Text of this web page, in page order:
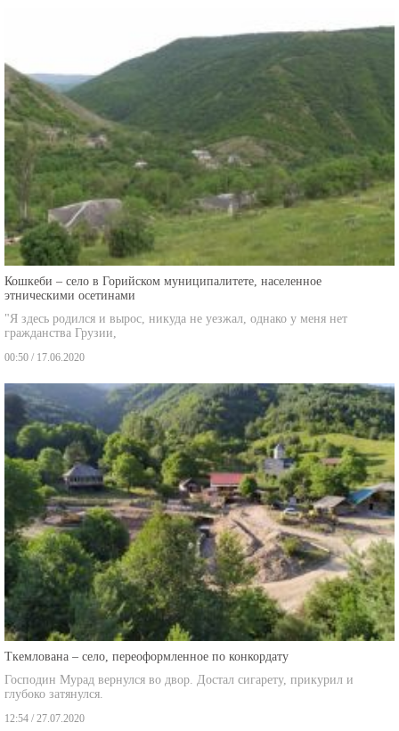
Кошкеби – село в Горийском муниципалитете, населенное
этническими осетинами
"Я здесь родился и вырос, никуда не уезжал, однако у меня нет
гражданства Грузии,
00:50 / 17.06.2020
Ткемлована – село, переоформленное по конкордату
Господин Мурад вернулся во двор. Достал сигарету, прикурил и
глубоко затянулся.
12:54 / 27.07.2020